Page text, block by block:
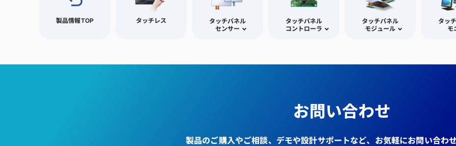
製品情報TOP タッチレス
タッチパネル
センサー
タッチパネル
コントローラ
タッチパネル
モジュール
タッ
モ
お問い合わせ
製品のご購入やご相談、デモや設計サポートなど、お気軽にお問い合わせ